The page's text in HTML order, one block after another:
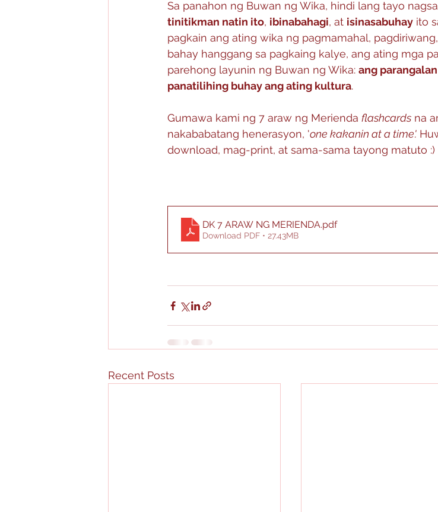
Sa panahon ng Buwan ng Wika, hindi lang tayo
tinitikman natin ito, ibinabahagi, at isinasabuhay ito
pagkain ang ating wika ng pagmamahal,
bahay hanggang sa pagkaing kalye, ang ating mga
parehong layunin ng Buwan ng Wika: ang
panatilihing buhay ang ating kultura.
Gumawa kami ng 7 araw ng Merienda flashcards na
nakababatang henerasyon, 'one kakanin at a time'.
download, mag-print, at sama-sama tayong matuto :)
DK 7 ARAW NG MERIENDA.pdf
Download PDF • 27.43MB
Recent Posts